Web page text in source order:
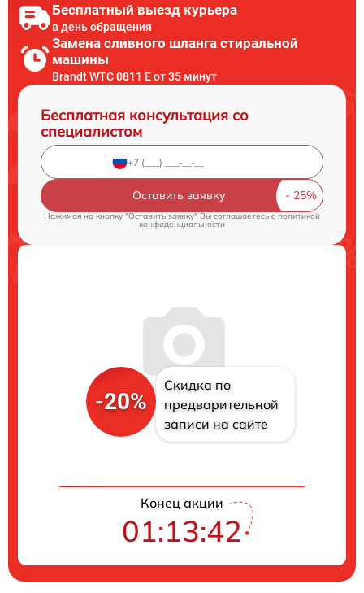
Бесплатный выезд курьера
в день обращения
Замена сливного шланга стиральной
машины
Brandt WTC 0811 E от 35 минут
Бесплатная консультация со
специалистом
Оставить заявку
Нажимая на кнопку "Оставить заявку" Вы соглашаетесь cполитикой
конфиденциальности
-20%
Скидка по
предварительной
записи на сайте
Конец акции
01:13:41